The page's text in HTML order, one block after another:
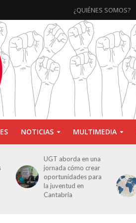
¿QUIÉNES SOMOS?
NOTICIAS MULTIMEDIA
UGT Andalucía
organiza las jornadas
“Impactos
económicos en
Andalucía: la